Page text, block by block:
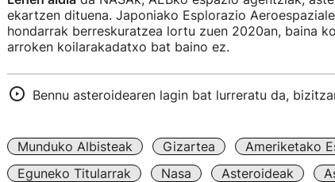
ekartzen dituena. Japoniako Esplorazio
hondarrak berreskuratzea lortu zuen 2020an, baina
arroken koilarakadatxo bat baino ez.
Bennu asteroidearen lagin bat lurreratu da,
Munduko Albisteak Gizartea
Ameriketako
Eguneko Titularrak
Nasa Asteroideak